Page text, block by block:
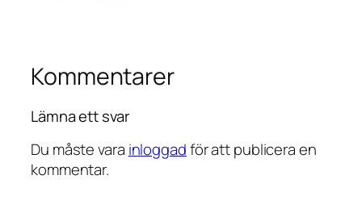
Kommentarer
Lämna ett svar
Du måste vara inloggadför att publicera en
kommentar.